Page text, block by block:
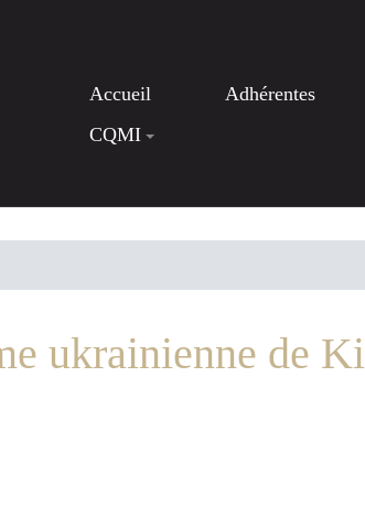
Accueil Adhérentes
CQMI
ukrainienne de